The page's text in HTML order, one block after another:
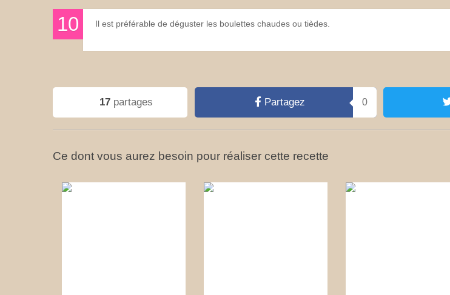
Il est préférable de déguster les boulettes chaudes ou tièdes.
17 partages Partagez 0
Ce dont vous aurez besoin pour réaliser cette recette